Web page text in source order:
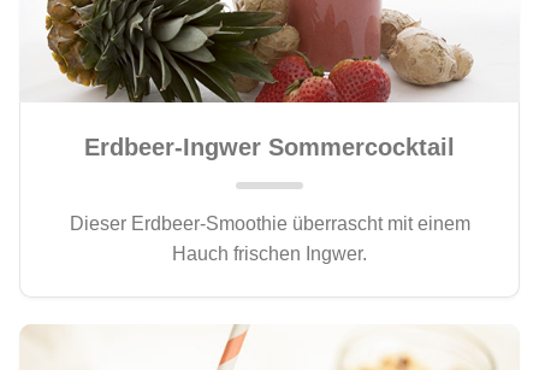
Erdbeer-Ingwer Sommercocktail
Dieser Erdbeer-Smoothie überrascht mit einem
Hauch frischen Ingwer.